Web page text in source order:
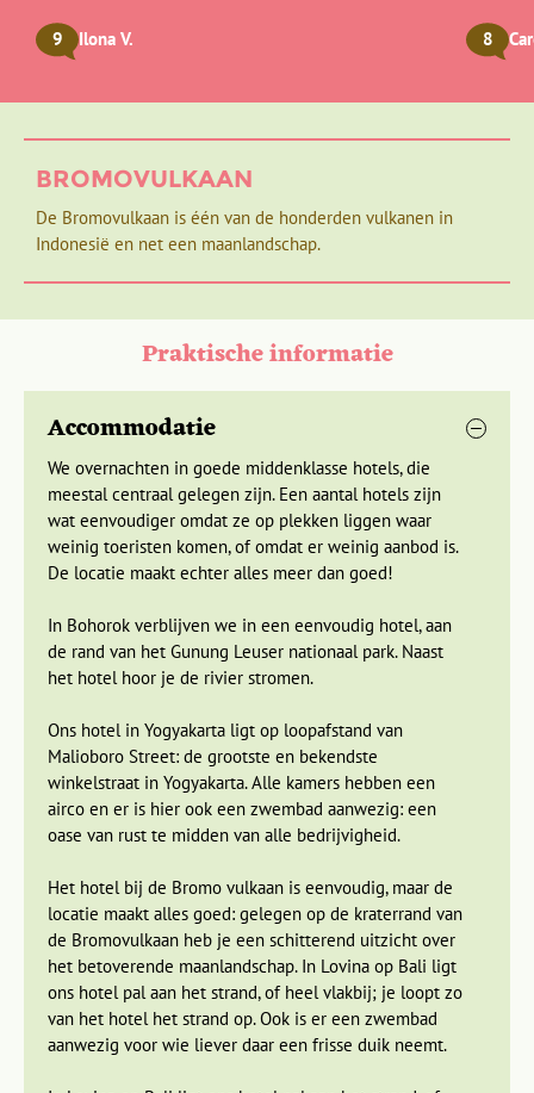
De volgende dag reizen we met een binnenlandse vlucht, via
Jakarta, naar Yogyakarta.
Met de tuktuk door het culturele
Yogyakarta
Dag 9 Medan - vlucht naar Yogyakarta
Dag 10 Yogyakarta, excursie Borobudur en Prambanen
Natuurlijk maken we vanuit ‘Yogya’ een excursie naar de
tussen de jaren 750 en 850 gebouwde grootste
boeddhistische bouwwerk ter wereld is prachtig
gedecoreerd met onder andere reliëfs uit het leven van
Boeddha. De Borobudur heeft negen verdiepingen, voordat
je het bovenste platform bereikt. Op dit platform bevinden
Boeddhabeeld erin. We brengen ook een bezoek aan de
dichtbij Yogyakarta gelegen hindoeïstische Prambanan
tempels. Op de verschillende tempelgebouwen met spitse
torens zie je verhalen uit vervlogen tijden gehakt uit het
vulkanische steen.
beschikbaarheid en de leeftijden van de kinderen van al
geboekte families bij de reisdata.
gezinnen), het maximumaantal personen is 26.
De gemiddelde groepsgrootte om de reis door te laten
gaan is 10.
Ilona V.
9 8
BROMOVULKAAN
De Bromovulkaan is één van de honderden vulkanen in
Indonesië en net een maanlandschap.
Praktische informatie
Accommodatie
We overnachten in goede middenklasse hotels, die
meestal centraal gelegen zijn. Een aantal hotels zijn
wat eenvoudiger omdat ze op plekken liggen waar
weinig toeristen komen, of omdat er weinig aanbod is.
De locatie maakt echter alles meer dan goed!
In Bohorok verblijven we in een eenvoudig hotel, aan
de rand van het Gunung Leuser nationaal park. Naast
het hotel hoor je de rivier stromen.
Ons hotel in Yogyakarta ligt op loopafstand van
Malioboro Street: de grootste en bekendste
winkelstraat in Yogyakarta. Alle kamers hebben een
airco en er is hier ook een zwembad aanwezig: een
oase van rust te midden van alle bedrijvigheid.
Het hotel bij de Bromo vulkaan is eenvoudig, maar de
locatie maakt alles goed: gelegen op de kraterrand van
de Bromovulkaan heb je een schitterend uitzicht over
het betoverende maanlandschap. In Lovina op Bali ligt
ons hotel pal aan het strand, of heel vlakbij; je loopt zo
van het hotel het strand op. Ook is er een zwembad
aanwezig voor wie liever daar een frisse duik neemt.